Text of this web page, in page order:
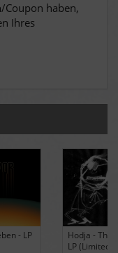
Coupon haben,
Ihres
Hodja - The Band -
LP (Limited Edition